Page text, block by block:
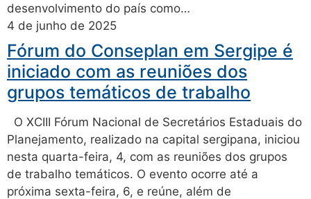
desenvolvimento do país como…
4 de junho de 2025
Fórum do Conseplan em Sergipe é
iniciado com as reuniões dos
grupos temáticos de trabalho
O XCIII Fórum Nacional de Secretários Estaduais do
Planejamento, realizado na capital sergipana, iniciou
nesta quarta-feira, 4, com as reuniões dos grupos
de trabalho temáticos. O evento ocorre até a
próxima sexta-feira, 6, e reúne, além de